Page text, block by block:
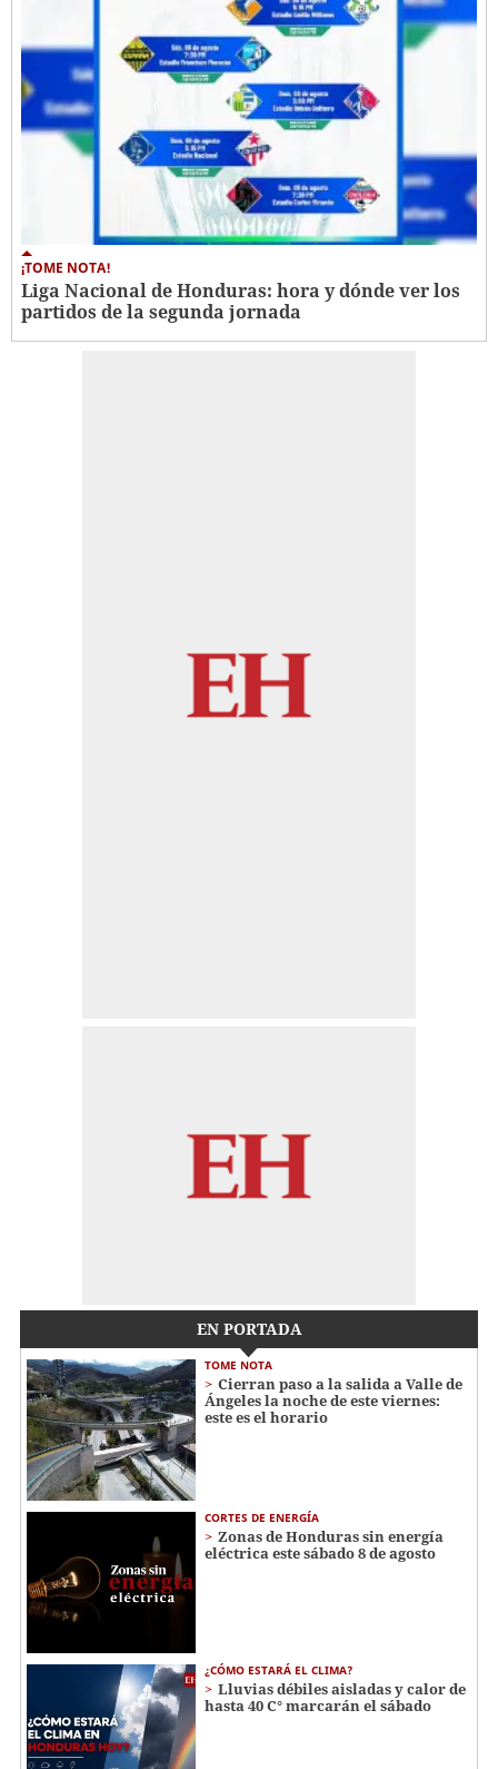
¡TOME NOTA!
Liga Nacional de Honduras: hora y dónde ver los
partidos de la segunda jornada
EN PORTADA
TOME NOTA
Cierran paso a la salida a Valle de
Ángeles la noche de este viernes:
este es el horario
CORTES DE ENERGÍA
Zonas de Honduras sin energía
eléctrica este sábado 8 de agosto
¿CÓMO ESTARÁ EL CLIMA?
Lluvias débiles aisladas y calor de
hasta 40 C° marcarán el sábado